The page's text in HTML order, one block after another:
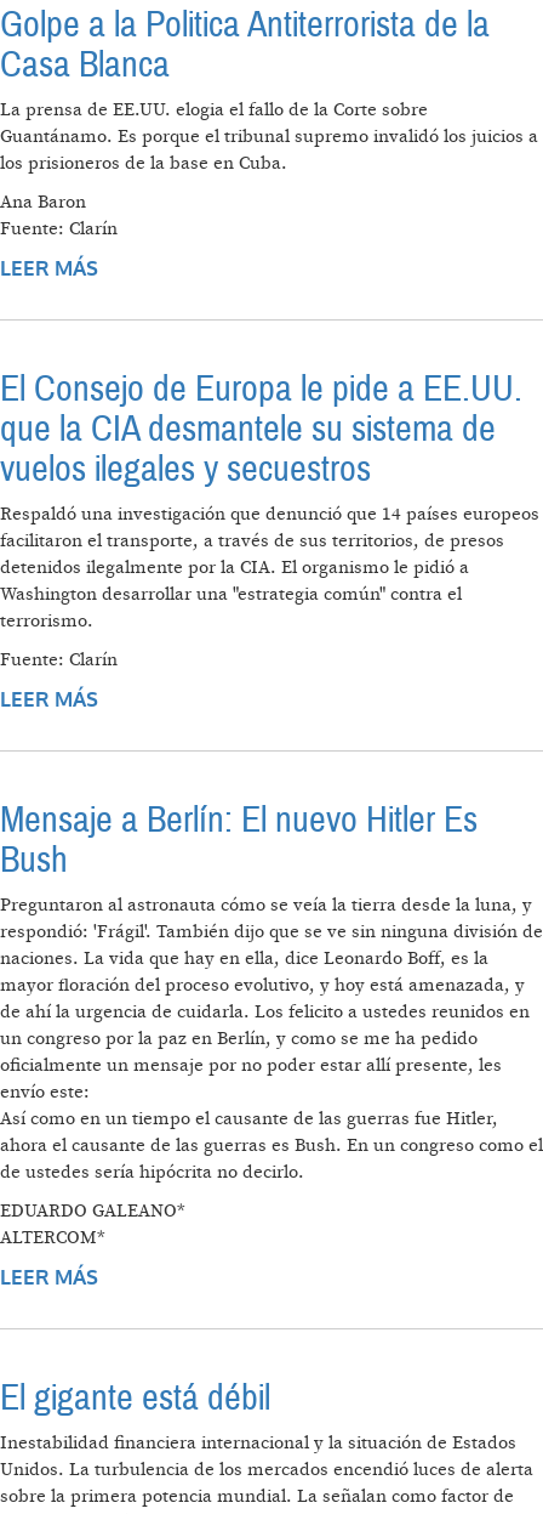
Golpe a la Politica Antiterrorista de la
Casa Blanca
La prensa de EE.UU. elogia el fallo de la Corte sobre
Guantánamo. Es porque el tribunal supremo invalidó los juicios a
los prisioneros de la base en Cuba.
Ana Baron
Fuente: Clarín
LEER MÁS
El Consejo de Europa le pide a EE.UU.
que la CIA desmantele su sistema de
vuelos ilegales y secuestros
Respaldó una investigación que denunció que 14 países europeos
facilitaron el transporte, a través de sus territorios, de presos
detenidos ilegalmente por la CIA. El organismo le pidió a
Washington desarrollar una "estrategia común" contra el
terrorismo.
Fuente: Clarín
LEER MÁS
DE VUELOS ILEGALES Y SECUESTROS
Mensaje a Berlín: El nuevo Hitler Es
Bush
Preguntaron al astronauta cómo se veía la tierra desde la luna, y
respondió: 'Frágil'. También dijo que se ve sin ninguna división de
naciones. La vida que hay en ella, dice Leonardo Boff, es la
mayor floración del proceso evolutivo, y hoy está amenazada, y
de ahí la urgencia de cuidarla. Los felicito a ustedes reunidos en
un congreso por la paz en Berlín, y como se me ha pedido
oficialmente un mensaje por no poder estar allí presente, les
envío este:
Así como en un tiempo el causante de las guerras fue Hitler,
ahora el causante de las guerras es Bush. En un congreso como el
de ustedes sería hipócrita no decirlo.
EDUARDO GALEANO*
ALTERCOM*
LEER MÁS
El gigante está débil
Inestabilidad financiera internacional y la situación de Estados
Unidos. La turbulencia de los mercados encendió luces de alerta
sobre la primera potencia mundial. La señalan como factor de